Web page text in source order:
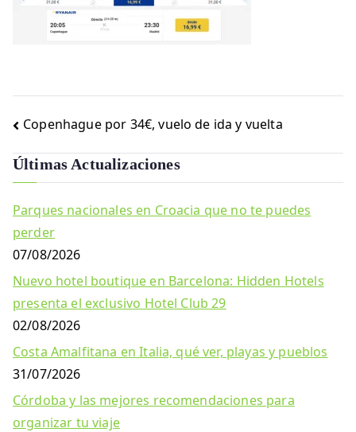
Navegación
de
entradas
Copenhague por 34€, vuelo de ida y vuelta
Últimas Actualizaciones
Parques nacionales en Croacia que no te puedes
perder
07/08/2026
Nuevo hotel boutique en Barcelona: Hidden Hotels
presenta el exclusivo Hotel Club 29
02/08/2026
Costa Amalfitana en Italia, qué ver, playas y pueblos
31/07/2026
Córdoba y las mejores recomendaciones para
organizar tu viaje